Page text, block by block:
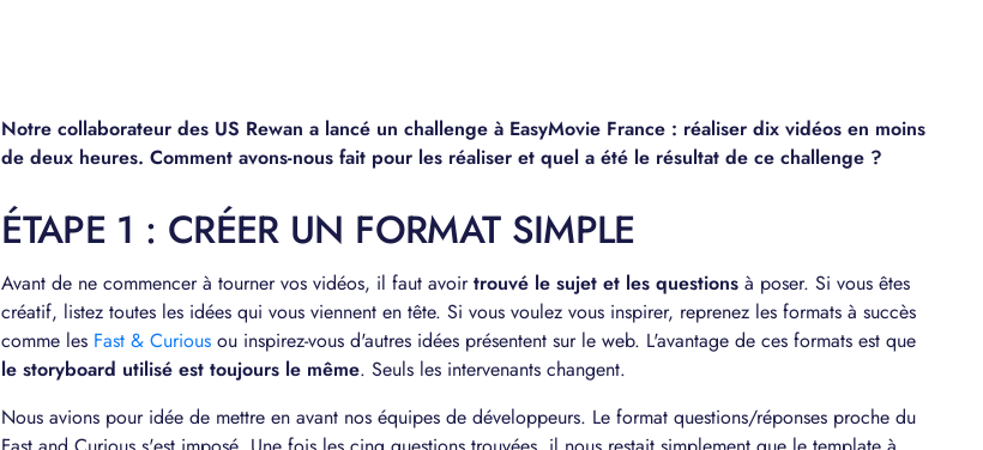
Notre collaborateur des US Rewan a lancé un challenge à EasyMovie France : réaliser dix vidéos en moins
de deux heures. Comment avons-nous fait pour les réaliser et quel a été le résultat de ce challenge ?
ÉTAPE 1 : CRÉER UN FORMAT SIMPLE
Avant de ne commencer à tourner vos vidéos, il faut avoirtrouvé le sujet et les questions à poser. Si vous êtes
créatif, listez toutes les idées qui vous viennent en tête. Si vous voulez vous inspirer, reprenez les formats à succès
comme les Fast & Curious ou inspirez-vous d'autres idées présentent sur le web. L'avantage de ces formats est que
le storyboard utilisé est toujours le même. Seuls les intervenants changent.
Nous avions pour idée de mettre en avant nos équipes de développeurs. Le format questions/réponses proche du